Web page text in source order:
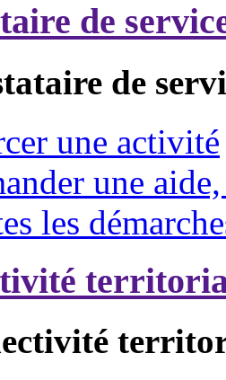
de
de
une activité
une
les